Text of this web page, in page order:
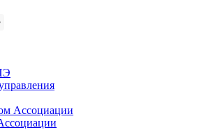
Ассоциации